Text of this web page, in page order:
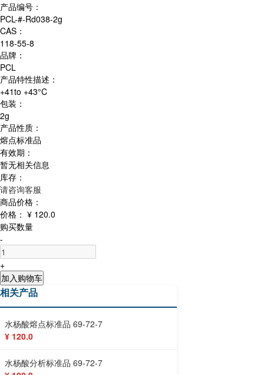
产品编号：
PCL-#-Rd038-2g
CAS：
118-55-8
品牌：
PCL
产品特性描述：
+41to +43°C
包装：
2g
产品性质：
熔点标准品
有效期：
暂无相关信息
库存：
请咨询客服
商品价格：
价格： ¥ 120.0
购买数量
-
+
加入购物车
相关产品
水杨酸熔点标准品 69-72-7
¥ 120.0
水杨酸分析标准品 69-72-7